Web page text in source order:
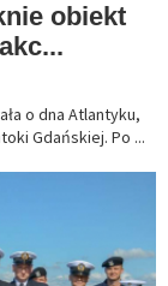
obiekt
o dna Atlantyku,
Gdańskiej. Po ...